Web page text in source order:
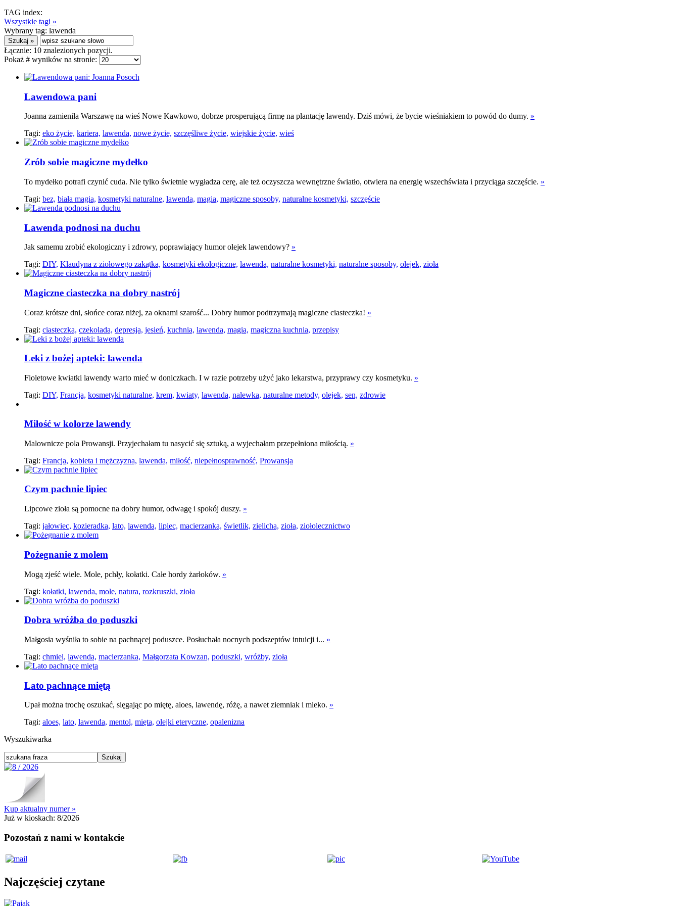
TAG index:
Wszystkie tagi »
Wybrany tag: lawenda
Łącznie: 10 znalezionych pozycji.
Pokaż # wyników na stronie:
Lawendowa pani
Joanna zamieniła Warszawę na wieś Nowe Kawkowo, dobrze prosperującą firmę na plantację lawendy. Dziś mówi, że bycie wieśniakiem to powód do dumy. »
Tagi: eko życie, kariera, lawenda, nowe życie, szczęśliwe życie, wiejskie życie, wieś
Zrób sobie magiczne mydełko
To mydełko potrafi czynić cuda. Nie tylko świetnie wygładza cerę, ale też oczyszcza wewnętrzne światło, otwiera na energię wszechświata i przyciąga szczęście. »
Tagi: bez, biała magia, kosmetyki naturalne, lawenda, magia, magiczne sposoby, naturalne kosmetyki, szczęście
Lawenda podnosi na duchu
Jak samemu zrobić ekologiczny i zdrowy, poprawiający humor olejek lawendowy? »
Tagi: DIY, Klaudyna z ziołowego zakątka, kosmetyki ekologiczne, lawenda, naturalne kosmetyki, naturalne sposoby, olejek, zioła
Magiczne ciasteczka na dobry nastrój
Coraz krótsze dni, słońce coraz niżej, za oknami szarość... Dobry humor podtrzymają magiczne ciasteczka! »
Tagi: ciasteczka, czekolada, depresja, jesień, kuchnia, lawenda, magia, magiczna kuchnia, przepisy
Leki z bożej apteki: lawenda
Fioletowe kwiatki lawendy warto mieć w doniczkach. I w razie potrzeby użyć jako lekarstwa, przyprawy czy kosmetyku. »
Tagi: DIY, Francja, kosmetyki naturalne, krem, kwiaty, lawenda, nalewka, naturalne metody, olejek, sen, zdrowie
Miłość w kolorze lawendy
Malownicze pola Prowansji. Przyjechałam tu nasycić się sztuką, a wyjechałam przepełniona miłością. »
Tagi: Francja, kobieta i mężczyzna, lawenda, miłość, niepełnosprawność, Prowansja
Czym pachnie lipiec
Lipcowe zioła są pomocne na dobry humor, odwagę i spokój duszy. »
Tagi: jałowiec, kozieradka, lato, lawenda, lipiec, macierzanka, świetlik, zielicha, zioła, ziołolecznictwo
Pożegnanie z molem
Mogą zjeść wiele. Mole, pchły, kołatki. Całe hordy żarłoków. »
Tagi: kołatki, lawenda, mole, natura, rozkruszki, zioła
Dobra wróżba do poduszki
Małgosia wyśniła to sobie na pachnącej poduszce. Posłuchała nocnych podszeptów intuicji i... »
Tagi: chmiel, lawenda, macierzanka, Małgorzata Kowzan, poduszki, wróżby, zioła
Lato pachnące miętą
Upał można trochę oszukać, sięgając po miętę, aloes, lawendę, różę, a nawet ziemniak i mleko. »
Tagi: aloes, lato, lawenda, mentol, mięta, olejki eteryczne, opalenizna
Wyszukiwarka
Kup aktualny numer »
Już w kioskach: 8/2026
Pozostań z nami w kontakcie
Najczęściej czytane